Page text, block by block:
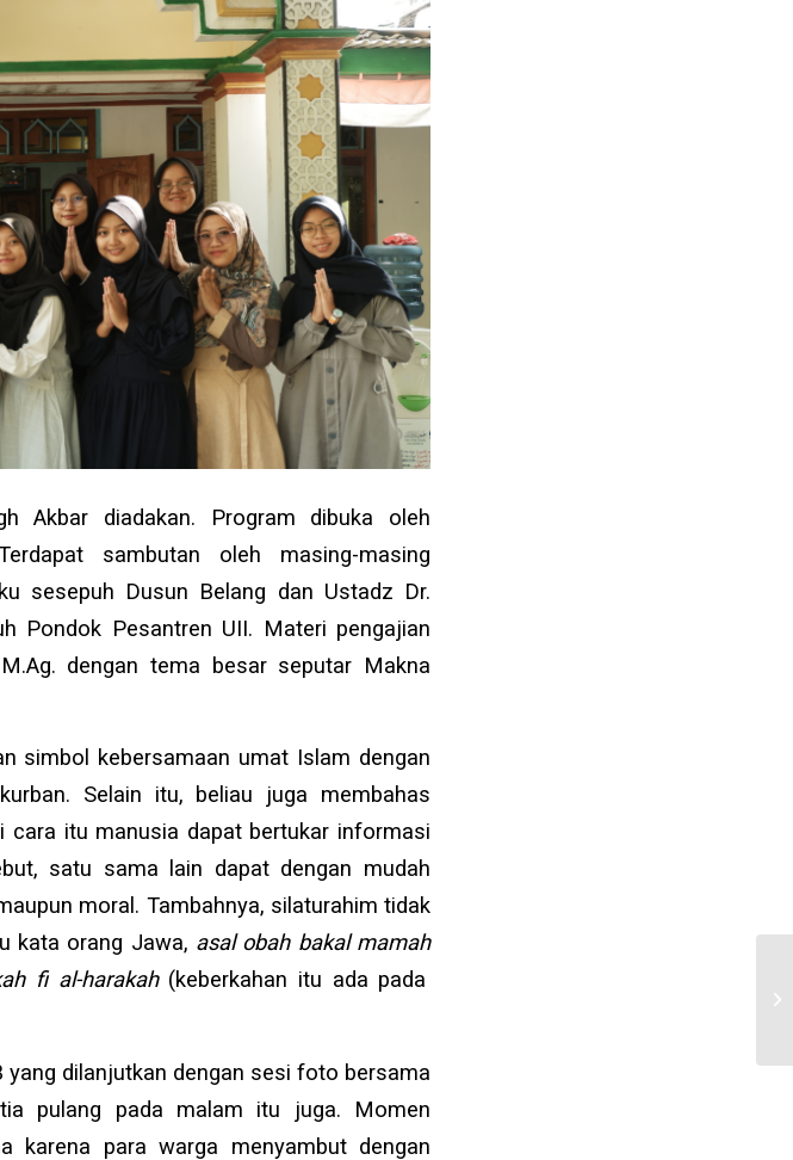
Akbar diadakan. Program dibuka oleh
sambutan oleh masing-masing
sesepuh Dusun Belang dan Ustadz Dr.
Pondok Pesantren UII. Materi pengajian
dengan tema besar seputar Makna
simbol kebersamaan umat Islam dengan
Selain itu, beliau juga membahas
cara itu manusia dapat bertukar informasi
satu sama lain dapat dengan mudah
moral. Tambahnya, silaturahim tidak
kata orang Jawa, asal obah bakal mamah
fi al-harakah(keberkahan itu ada pada
yang dilanjutkan dengan sesi foto bersama
pulang pada malam itu juga. Momen
karena para warga menyambut dengan